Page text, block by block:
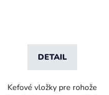
DETAIL
Kefové vložky pre rohože